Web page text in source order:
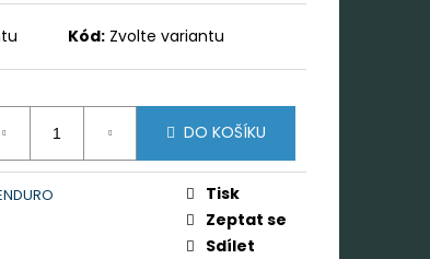
Kód: Zvolte variantu
DO KOŠÍKU
Tisk
Zeptat se
Sdílet